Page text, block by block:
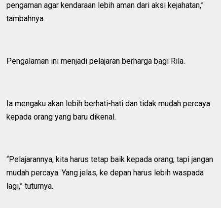
pengaman agar kendaraan lebih aman dari aksi kejahatan,”
tambahnya.
Pengalaman ini menjadi pelajaran berharga bagi Rila.
Ia mengaku akan lebih berhati-hati dan tidak mudah percaya
kepada orang yang baru dikenal.
“Pelajarannya, kita harus tetap baik kepada orang, tapi jangan
mudah percaya. Yang jelas, ke depan harus lebih waspada
lagi,” tuturnya.